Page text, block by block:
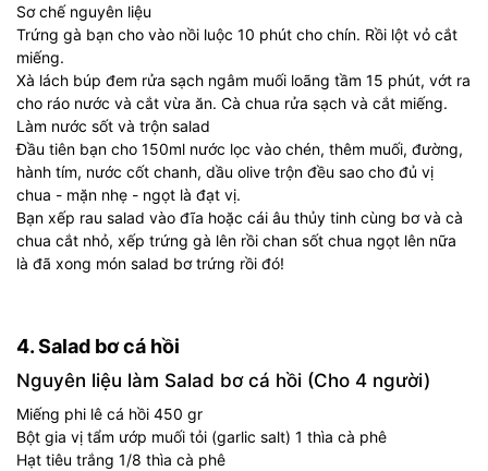
Sơ chế nguyên liệu
Trứng gà bạn cho vào nồi luộc 10 phút cho chín. Rồi lột vỏ cắt
miếng.
Xà lách búp đem rửa sạch ngâm muối loãng tầm 15 phút, vớt ra
cho ráo nước và cắt vừa ăn. Cà chua rửa sạch và cắt miếng.
Làm nước sốt và trộn salad
Đầu tiên bạn cho 150ml nước lọc vào chén, thêm muối, đường,
hành tím, nước cốt chanh, dầu olive trộn đều sao cho đủ vị
chua - mặn nhẹ - ngọt là đạt vị.
Bạn xếp rau salad vào đĩa hoặc cái âu thủy tinh cùng bơ và cà
chua cắt nhỏ, xếp trứng gà lên rồi chan sốt chua ngọt lên nữa
là đã xong món salad bơ trứng rồi đó!
4. Salad bơ cá hồi
Nguyên liệu làm Salad bơ cá hồi (Cho 4 người)
Miếng phi lê cá hồi 450 gr
Bột gia vị tẩm ướp muối tỏi (garlic salt) 1 thìa cà phê
Hạt tiêu trắng 1/8 thìa cà phê